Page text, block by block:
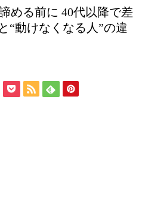
める前に 40代以降で差
“動けなくなる人”の違